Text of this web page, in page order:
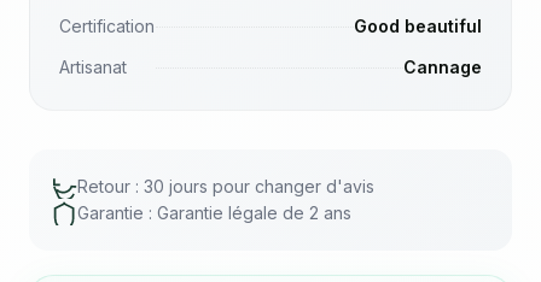
Certification
Good beautiful
Artisanat
Cannage
Retour : 30 jours pour changer d'avis
Garantie : Garantie légale de 2 ans